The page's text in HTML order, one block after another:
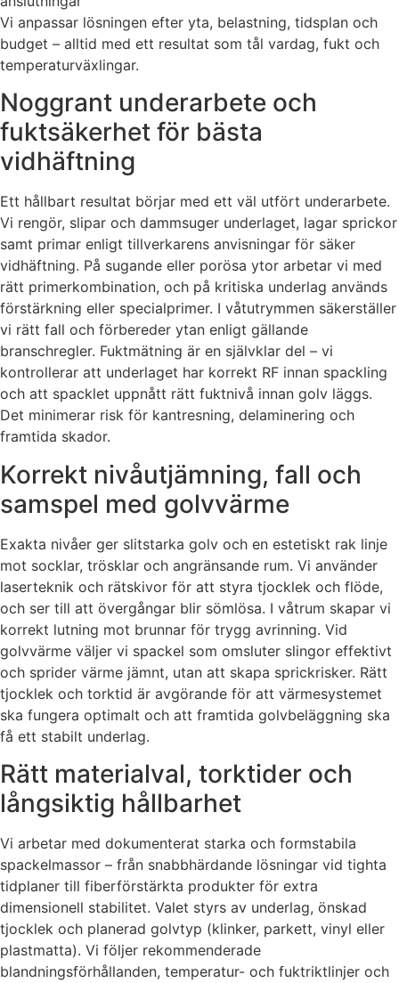
Vi anpassar lösningen efter yta, belastning, tidsplan och
budget – alltid med ett resultat som tål vardag, fukt och
temperaturväxlingar.
Noggrant underarbete och
fuktsäkerhet för bästa
vidhäftning
Ett hållbart resultat börjar med ett väl utfört underarbete.
Vi rengör, slipar och dammsuger underlaget, lagar sprickor
samt primar enligt tillverkarens anvisningar för säker
vidhäftning. På sugande eller porösa ytor arbetar vi med
rätt primerkombination, och på kritiska underlag används
förstärkning eller specialprimer. I våtutrymmen säkerställer
vi rätt fall och förbereder ytan enligt gällande
branschregler. Fuktmätning är en självklar del – vi
kontrollerar att underlaget har korrekt RF innan spackling
och att spacklet uppnått rätt fuktnivå innan golv läggs.
Det minimerar risk för kantresning, delaminering och
framtida skador.
Korrekt nivåutjämning, fall och
samspel med golvvärme
Exakta nivåer ger slitstarka golv och en estetiskt rak linje
mot socklar, trösklar och angränsande rum. Vi använder
laserteknik och rätskivor för att styra tjocklek och flöde,
och ser till att övergångar blir sömlösa. I våtrum skapar vi
korrekt lutning mot brunnar för trygg avrinning. Vid
golvvärme väljer vi spackel som omsluter slingor effektivt
och sprider värme jämnt, utan att skapa sprickrisker. Rätt
tjocklek och torktid är avgörande för att värmesystemet
ska fungera optimalt och att framtida golvbeläggning ska
få ett stabilt underlag.
Rätt materialval, torktider och
långsiktig hållbarhet
Vi arbetar med dokumenterat starka och formstabila
spackelmassor – från snabbhärdande lösningar vid tighta
tidplaner till fiberförstärkta produkter för extra
dimensionell stabilitet. Valet styrs av underlag, önskad
tjocklek och planerad golvtyp (klinker, parkett, vinyl eller
plastmatta). Vi följer rekommenderade
blandningsförhållanden, temperatur- och fuktriktlinjer och